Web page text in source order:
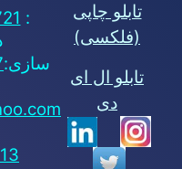
تابلو چاپی
(فلکسی)
تابلو ال ای
دی
:
سازی: